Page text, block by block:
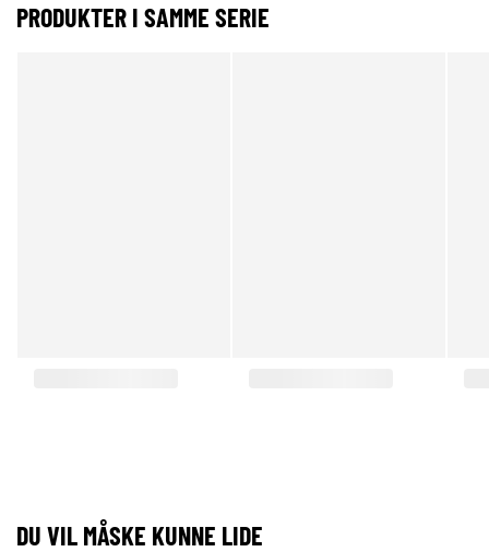
PRODUKTER I SAMME SERIE
DU VIL MÅSKE KUNNE LIDE